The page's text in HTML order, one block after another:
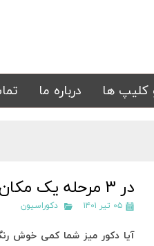
کلیپ ها درباره ما
در 3 مرحله یک مکان مدرن ایجاد کنید
۰۵ تیر ۱۴۰۱ دکوراسیون
آیا دکور میز شما کمی خوش